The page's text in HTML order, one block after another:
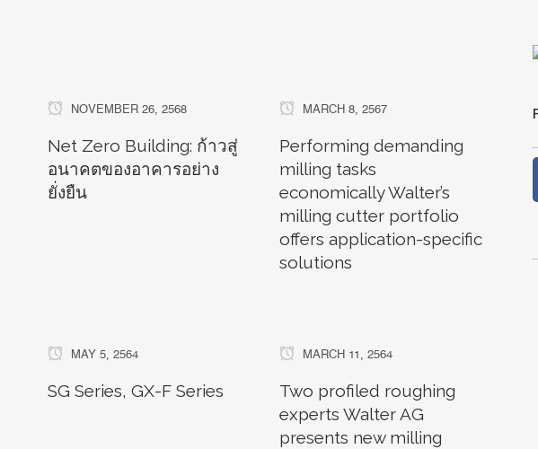
NOVEMBER 26, 2568
Net Zero Building: ก้าวสู่
อนาคตของอาคารอย่าง
ยั่งยืน
MARCH 8, 2567
Performing demanding
milling tasks
economically Walter’s
milling cutter portfolio
offers application-specific
solutions
MAY 5, 2564
SG Series, GX-F Series
MARCH 11, 2564
Two profiled roughing
experts Walter AG
presents new milling